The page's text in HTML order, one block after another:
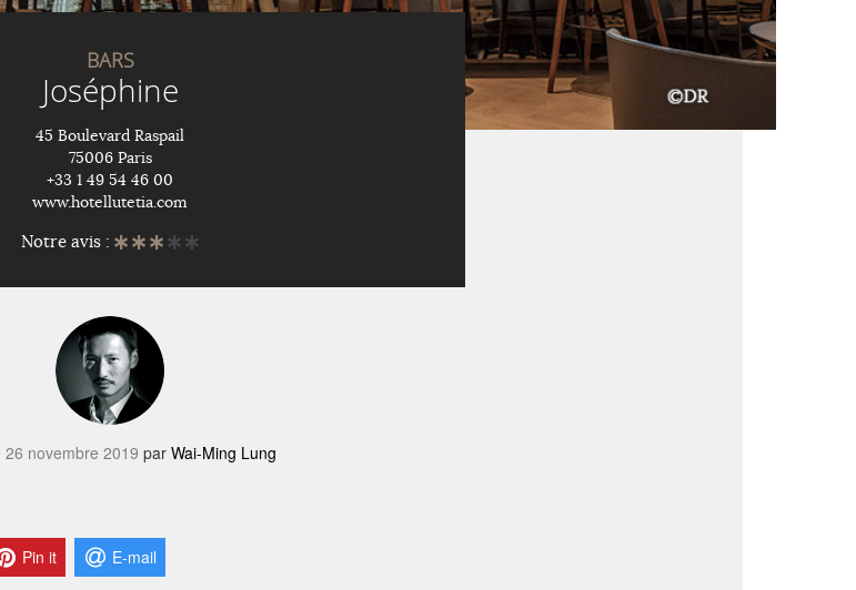
BARS
Joséphine
45 Boulevard Raspail
75006 Paris
+33 1 49 54 46 00
www.hotellutetia.com
Notre avis :
26 novembre 2019 par Wai-Ming Lung
Pin it E-mail